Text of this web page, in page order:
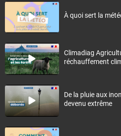
À quoi sert la
Climadiag
réchauffement
De la pluie aux
devenu extrême